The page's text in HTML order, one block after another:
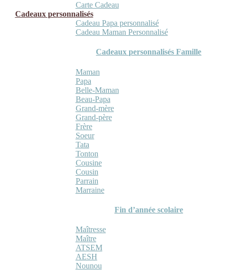
Carte Cadeau
Cadeaux personnalisés
Cadeau Papa personnalisé
Cadeau Maman Personnalisé
Cadeaux personnalisés Famille
Maman
Papa
Belle-Maman
Beau-Papa
Grand-mère
Grand-père
Frère
Soeur
Tata
Tonton
Cousine
Cousin
Parrain
Marraine
Fin d’année scolaire
Maîtresse
Maître
ATSEM
AESH
Nounou